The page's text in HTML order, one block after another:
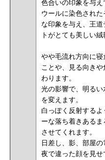
色合いの印象を与え
ウールに染色され
な印象を与え、王
トがとても美しい絨
やや毛流れ方向に
ことや、見る向き
わります。
光の影響で、明る
を変えます。
白っぽく反射する
ーな落ち着きある
させてくれます。
日差し、影、部屋の
夜で違った顔を見